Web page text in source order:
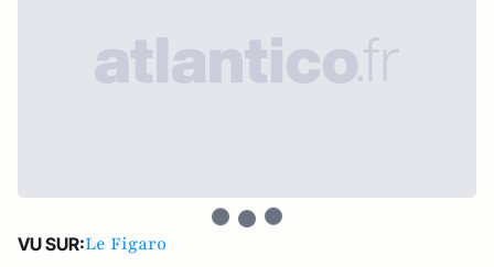
VU SUR:Le Figaro